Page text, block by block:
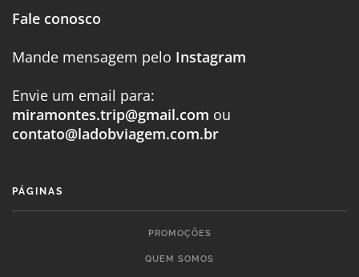
Fale conosco
Mande mensagem pelo Instagram
Envie um email para:
miramontes.trip@gmail.com ou
contato@ladobviagem.com.br
PÁGINAS
PROMOÇÕES
QUEM SOMOS